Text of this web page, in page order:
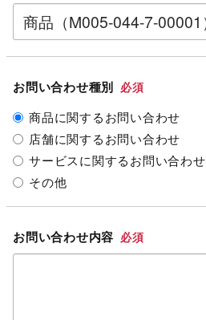
お問い合わせ種別 必須
商品に関するお問い合わせ
店舗に関するお問い合わせ
サービスに関するお問い合わせ
その他
お問い合わせ内容 必須